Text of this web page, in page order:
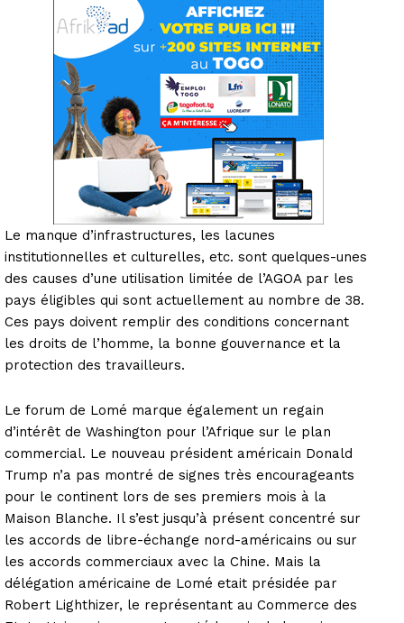
Le manque d’infrastructures, les lacunes
institutionnelles et culturelles, etc. sont quelques-unes
des causes d’une utilisation limitée de l’AGOA par les
pays éligibles qui sont actuellement au nombre de 38.
Ces pays doivent remplir des conditions concernant
les droits de l’homme, la bonne gouvernance et la
protection des travailleurs.
Le forum de Lomé marque également un regain
d’intérêt de Washington pour l’Afrique sur le plan
commercial. Le nouveau président américain Donald
Trump n’a pas montré de signes très encourageants
pour le continent lors de ses premiers mois à la
Maison Blanche. Il s’est jusqu’à présent concentré sur
les accords de libre-échange nord-américains ou sur
les accords commerciaux avec la Chine. Mais la
délégation américaine de Lomé etait présidée par
Robert Lighthizer, le représentant au Commerce des